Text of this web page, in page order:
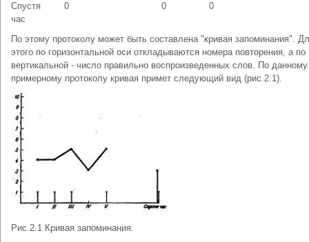
Спустя
час
0 0 0
По этому протоколу может быть составлена "кривая запоминания".
этого по горизонтальной оси откладываются номера повторения, а по
вертикальной - число правильно воспроизведенных слов. По данному
примерному протоколу кривая примет следующий вид (рис.2.1).
Рис.2.1 Кривая запоминания.